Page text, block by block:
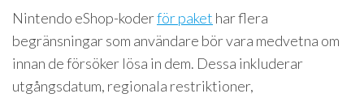
Nintendo eShop-koderför paket har flera
begränsningar som användare bör vara medvetna om
innan de försöker lösa in dem. Dessa inkluderar
utgångsdatum, regionala restriktioner,